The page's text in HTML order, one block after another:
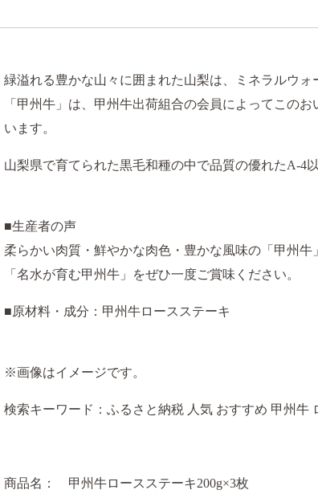
緑溢れる豊かな山々に囲まれた山梨は、ミネラルウ
「甲州牛」は、甲州牛出荷組合の会員によってこの
います。
山梨県で育てられた黒毛和種の中で品質の優れたA-4
■生産者の声
柔らかい肉質・鮮やかな肉色・豊かな風味の「甲州
「名水が育む甲州牛」をぜひ一度ご賞味ください。
■原材料・成分： 甲州牛ロースステーキ
※画像はイメージです。
検索キーワード：ふるさと納税 人気 おすすめ 甲州
商品名： 甲州牛ロースステーキ200g×3枚